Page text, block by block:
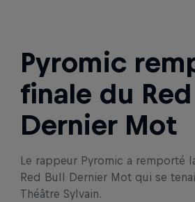
Pyromic
finale du
Dernier Mot
Le rappeur Pyromic a remporté
Red Bull Dernier Mot qui se
Théâtre Sylvain.